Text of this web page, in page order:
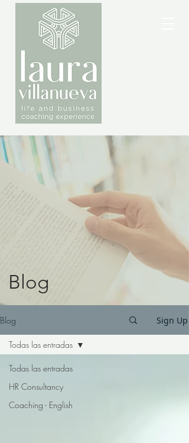
Blog
Blog Sign Up
Todas las entradas
HR Consultancy
Coaching - English
Todas las entradas